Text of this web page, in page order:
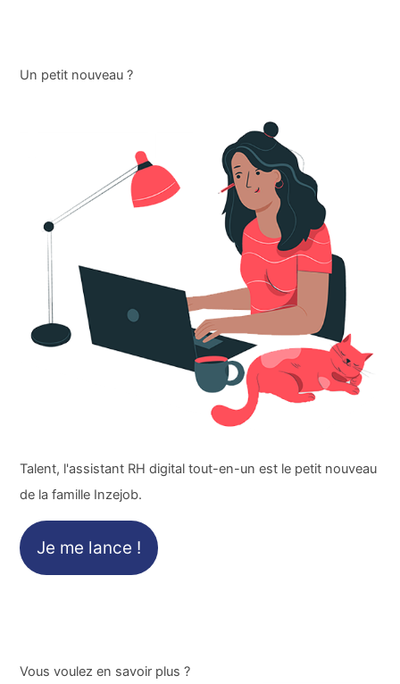
Un petit nouveau ?
Talent, l'assistant RH digital tout-en-un est le petit nouveau
de la famille Inzejob.
Je me lance !
Vous voulez en savoir plus ?